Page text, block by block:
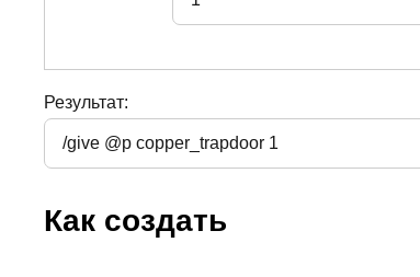
Результат:
Как создать